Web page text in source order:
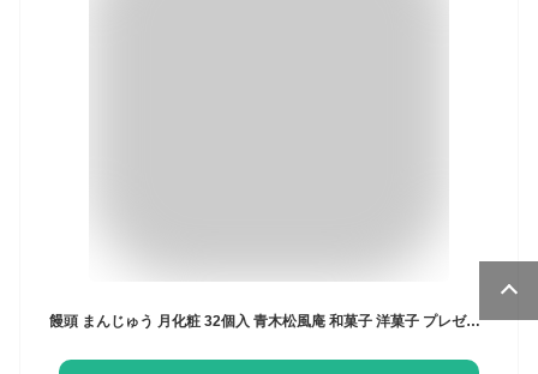
饅頭 まんじゅう 月化粧 32個入 青木松風庵 和菓子 洋菓子 プレゼント 進物 贈り物 贈答用 大阪土産 お菓子 プチギフト 菓子折り